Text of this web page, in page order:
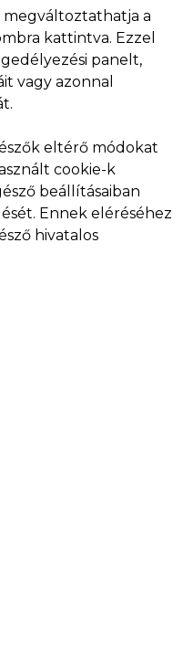
a
kattintva. Ezzel
panelt,
vagy azonnal
eltérő módokat
cookie-k
beállításaiban
Ennek eléréséhez
hivatalos